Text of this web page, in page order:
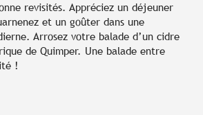
revisités. Appréciez un déjeuner
et un goûter dans une
Arrosez votre balade d’un cidre
de Quimper. Une balade entre
!